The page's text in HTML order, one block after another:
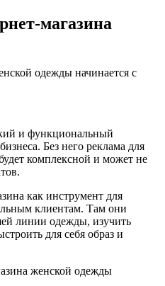
магазина
одежды начинается с
и функциональный
Без него реклама для
комплексной и может не
как инструмент для
клиентам. Там они
линии одежды, изучить
для себя образ и